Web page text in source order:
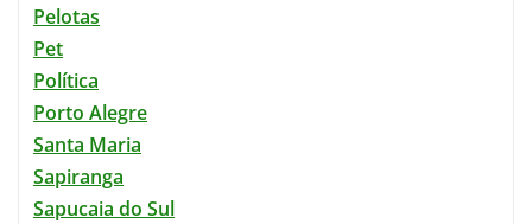
Pelotas
Pet
Política
Porto Alegre
Santa Maria
Sapiranga
Sapucaia do Sul